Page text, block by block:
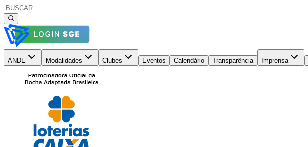
ANDE Modalidades Clubes Eventos Calendário Transparência Imprensa